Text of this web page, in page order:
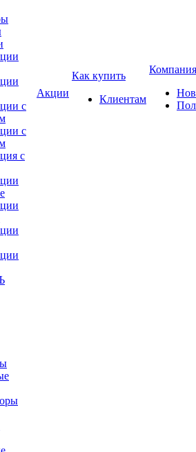
с
с
с
Акции
Как купить
Клиентам
Компания